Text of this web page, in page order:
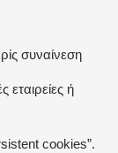
συναίνεση
εταιρείες ή
cookies”.